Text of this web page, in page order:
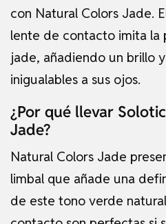
con Natural Colors Jade.
lente de contacto imita la
jade, añadiendo un brillo
inigualables a sus ojos.
¿Por qué llevar
Jade?
Natural Colors Jade
limbal que añade una
de este tono verde